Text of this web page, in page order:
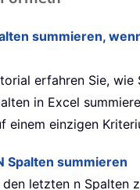
summieren,
erfahren Sie, wie
in Excel
einem einzigen
Spalten summieren
letzten n Spalten